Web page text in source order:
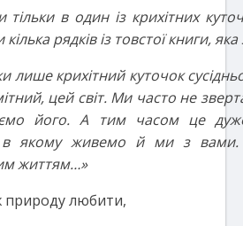
в один із крихітних
рядків із товстої книги,
крихітний куточок
цей світ. Ми часто не
його. А тим часом це
в якому живемо й ми з
життям…»
любити,